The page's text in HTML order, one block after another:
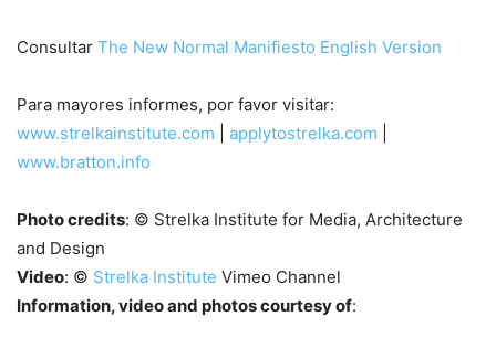
Consultar The New Normal Manifiesto English Version
Para mayores informes, por favor visitar:
www.strelkainstitute.com
applytostrelka.com
www.bratton.info
Photo credits: © Strelka Institute for Media, Architecture
and Design
Video: © Strelka Institute Vimeo Channel
Information, video and photos courtesy of: